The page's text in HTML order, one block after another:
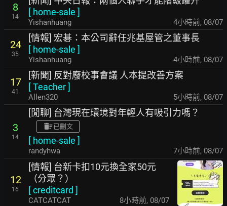
8
14
[ home-sale ]
Yishanhuang 4小時前, 08/07
24
35
[情報] 宏碁：本公司辭任兆基屋管之董事長
[ home-sale ]
Yishanhuang 4小時前, 08/07
17
41
[新聞] 反對廢校事會議 人本提改善方案
[Teacher]
Allen320 5小時前, 08/07
3
14
[閒聊] 台灣現在環境對年輕人有吸引力嗎？
已刪文
[ home-sale ]
randyhwa 7小時前, 08/07
12
16
[情報] 台新卡扣10元換全家50元
（分眾？）
[creditcard ]
CATCATCAT 8小時前, 08/07